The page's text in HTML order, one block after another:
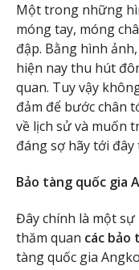
Một trong những
móng tay, móng
đập. Bằng hình
hiện nay thu hút
quan. Tuy vậy
đảm để bước chân
về lịch sử và muốn
đáng sợ hãy tới đây
Bảo tàng quốc gia
Đây chính là một
thăm quan các bảo
tàng quốc gia